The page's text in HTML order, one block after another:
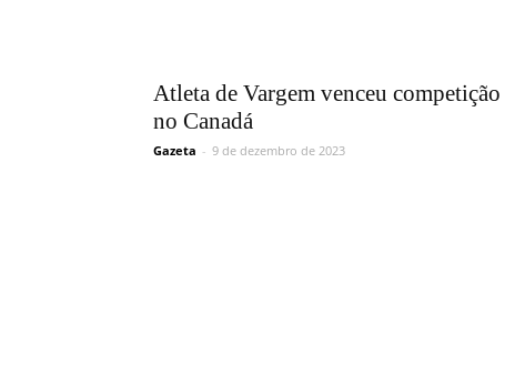
Atleta de Vargem venceu competição
no Canadá
Gazeta - 9 de dezembro de 2023